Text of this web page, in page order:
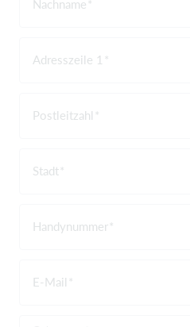
Nachname
Adresszeile 1
Postleitzahl
Stadt
Handynummer
E-Mail